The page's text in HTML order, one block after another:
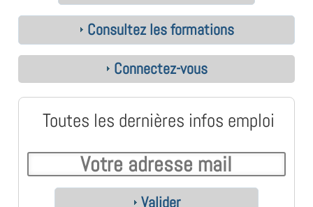
Consultez les formations
Connectez-vous
Toutes les dernières infos emploi
Valider